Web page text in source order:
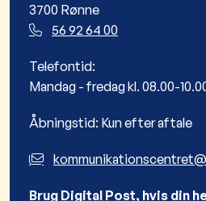
3700 Rønne
56 92 64 00
Telefontid:
Mandag - fredag kl. 08.00-
Åbningstid: Kun efter aftale
Brug Digital Post, hvis din